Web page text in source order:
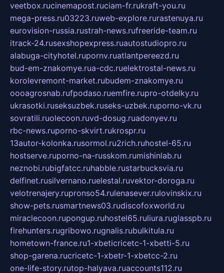
veetbox.rucinemapost.ruciam-fr.rukraft-you.ru
mega-press.ru03223.ruweb-explore.rurastenuya.ru
eurovision-russia.rustrah-news.rufreeride-team.ru
itrack-24.rusexshopexpress.ruautostudiopro.ru
alabuga-cityhotel.rupornv.ruatlantpereezd.ru
bud-em-znakomye.rua-cdc.ruelektrostal-news.ru
korolevremont-market.rubudem-znakomye.ru
oooagrosnab.rufpodaso.ruemfire.rupro-otdelky.ru
ukrasotki.ruseksuzbek.ruseks-uzbek.ruporno-vk.ru
sovratili.ruolecoon.ruvd-dosug.ruadonyev.ru
rbc-news.ruporno-skvirt.rukrospr.ru
13autor-kolonka.rusormol.ru2rich.ruhostel-65.ru
hostserve.ruporno-na-russkom.rumishinlab.ru
neznobi.rubigfatcc.ruhabble.rustarbucksvia.ru
delfinet.rusilvernano.ruelestal.ruvektor-doroga.ru
velotrenajery.rupronso54.rulenasever.rulovinskix.ru
show-pets.rusmartnews03.rudiscofoxworld.ru
miraclecoon.rupongup.ruhostel65.ruliura.ruglasspb.ru
firehunters.rugribowo.rugnalis.rubulkitula.ru
hometown-france.ru1-xbeticricetc-1-xbetti-5.ru
shop-garena.rucricetc-1-xbetr-1-xbetcc-2.ru
one-life-story.rutop-halyava.ruaccounts112.ru